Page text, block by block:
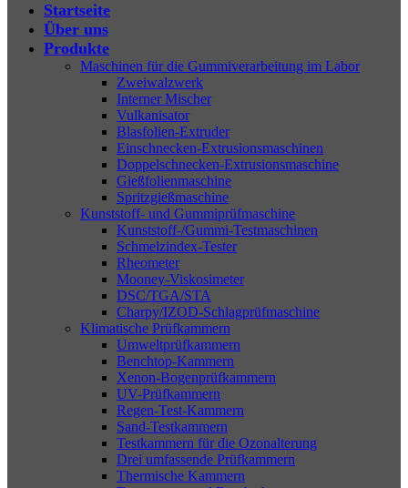
Startseite
Über uns
Produkte
Maschinen für die Gummiverarbeitung im Labor
Zweiwalzwerk
Interner Mischer
Vulkanisator
Blasfolien-Extruder
Einschnecken-Extrusionsmaschinen
Doppelschnecken-Extrusionsmaschine
Gießfolienmaschine
Spritzgießmaschine
Kunststoff- und Gummiprüfmaschine
Kunststoff-/Gummi-Testmaschinen
Schmelzindex-Tester
Rheometer
Mooney-Viskosimeter
DSC/TGA/STA
Charpy/IZOD-Schlagprüfmaschine
Klimatische Prüfkammern
Umweltprüfkammern
Benchtop-Kammern
Xenon-Bogenprüfkammern
UV-Prüfkammern
Regen-Test-Kammern
Sand-Testkammern
Testkammern für die Ozonalterung
Drei umfassende Prüfkammern
Thermische Kammern